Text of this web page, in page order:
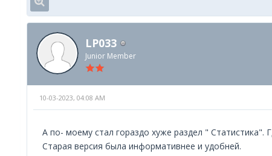
LP033
Junior Member
10-03-2023, 04:08 AM
А по- моему стал гораздо хуже раздел " Статистика".
Старая версия была информативнее и удобней.